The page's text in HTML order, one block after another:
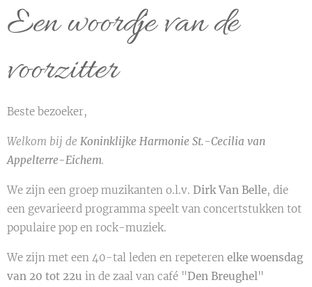
Een woordje van de
voorzitter
Beste bezoeker,
Welkom bij de Koninklijke Harmonie St.-Cecilia van
Appelterre-Eichem.
We zijn een groep muzikanten o.l.v. Dirk Van Belle, die
een gevarieerd programma speelt van concertstukken tot
populaire pop en rock-muziek.
We zijn met een 40-tal leden en repeteren elke woensdag
van 20 tot 22u in de zaal van café "Den Breughel "